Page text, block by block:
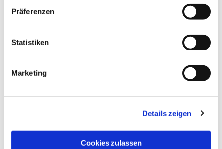
Präferenzen
Statistiken
Marketing
Details zeigen
Cookies zulassen